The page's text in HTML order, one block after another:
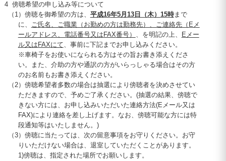
4傍聴希望の申し込み等について
（1）傍聴を御希望の方は、 平成16年5月 13日（木） 15時まで
に、 ご氏名、ご職業（お勤めの方は勤務先）、ご連絡先（Eメ
ールアドレス、電話番号又は FAX番号） 、を明記の上、
Eメー
ル又は FAXにて、事前に下記までお申し込みください。
※車椅子をお使いになられる方はその旨お書き添えくださ
い。また、介助の方や通訳の方がいらっしゃる場合はその方
のお名前もお書き添えください。
（2）傍聴希望者多数の場合は抽選により傍聴者を決めさせてい
ただきますので、予めご了承ください。(抽選の結果、傍聴で
きない方には、お申し込みいただいた連絡方法(Eメール又は
FAX)により連絡を差し上げます。なお、傍聴可能な方には特
段通知等はいたしません。)
（3）傍聴に当たっては、次の留意事項をお守りください。お守
りいただけない場合は、退室していただくことがあります。
1)傍聴は、指定された場所でお願いします。